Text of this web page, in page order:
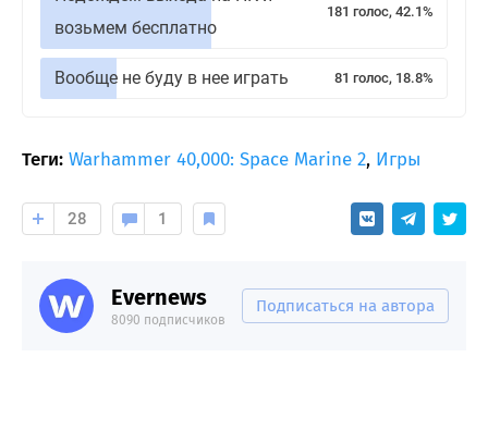
возьмем бесплатно
181 голос, 42.1%
Вообще не буду в нее играть 81 голос, 18.8%
Теги: Warhammer 40,000: Space Marine 2, Игры
28 1
Evernews
8090 подписчиков
Подписаться на автора